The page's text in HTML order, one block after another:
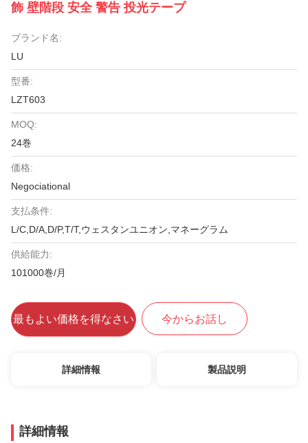
飾 壁階段 安全 警告 投光テープ
ブランド名:
LU
型番:
LZT603
MOQ:
24巻
価格:
Negociational
支払条件:
L/C,D/A,D/P,T/T,ウェスタンユニオン,マネーグラム
供給能力:
101000巻/月
最もよい価格を得なさい 今からお話し
詳細情報 製品説明
詳細情報